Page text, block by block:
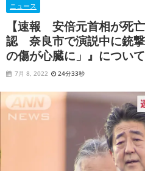
ニュース
【速報 安倍元首相が死
認 奈良市で演説中に銃
の傷が心臓に」』につい
7月 8, 2022 24分33秒